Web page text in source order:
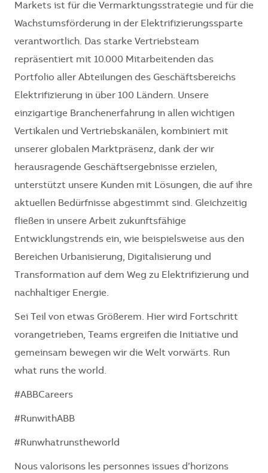
Markets ist für die Vermarktungsstrategie und für die
Wachstumsförderung in der Elektrifizierungssparte
verantwortlich. Das starke Vertriebsteam
repräsentiert mit 10.000 Mitarbeitenden das
Portfolio aller Abteilungen des Geschäftsbereichs
Elektrifizierung in über 100 Ländern. Unsere
einzigartige Branchenerfahrung in allen wichtigen
Vertikalen und Vertriebskanälen, kombiniert mit
unserer globalen Marktpräsenz, dank der wir
herausragende Geschäftsergebnisse erzielen,
unterstützt unsere Kunden mit Lösungen, die auf ihre
aktuellen Bedürfnisse abgestimmt sind. Gleichzeitig
fließen in unsere Arbeit zukunftsfähige
Entwicklungstrends ein, wie beispielsweise aus den
Bereichen Urbanisierung, Digitalisierung und
Transformation auf dem Weg zu Elektrifizierung und
nachhaltiger Energie.
Sei Teil von etwas Größerem. Hier wird Fortschritt
vorangetrieben, Teams ergreifen die Initiative und
gemeinsam bewegen wir die Welt vorwärts. Run
what runs the world.
#ABBCareers
#RunwithABB
#Runwhatrunstheworld
Nous valorisons les personnes issues d’horizons